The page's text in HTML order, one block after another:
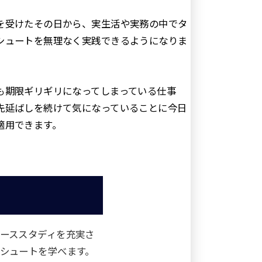
受けたその日から、実生活や実務の中でタ
ュートを無理なく実践できるようになりま
期限ギリギリになってしまっている仕事
延ばしを続けて気になっていることに今日
用できます。
ススタディを充実さ
ュートを学べます。